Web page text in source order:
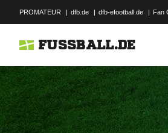
PROMATEUR | dfb.de | dfb-efootball.de | Fan
FUSSBALL.DE